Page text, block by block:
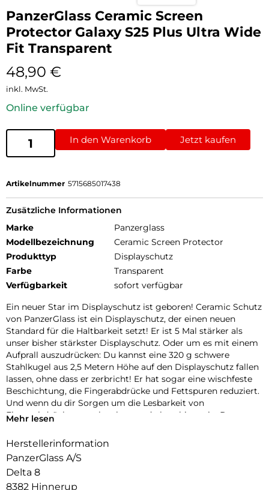
PanzerGlass Ceramic Screen
Protector Galaxy S25 Plus Ultra Wide
Fit Transparent
48,90 €
inkl. MwSt.
Online verfügbar
In den Warenkorb Jetzt kaufen
Artikelnummer 5715685017438
Zusätzliche Informationen
Marke
Panzerglass
Modellbezeichnung
Ceramic Screen Protector
Produkttyp
Displayschutz
Farbe
Transparent
Verfügbarkeit
sofort verfügbar
Ein neuer Star im Displayschutz ist geboren! Ceramic Schutz
von PanzerGlass ist ein Displayschutz, der einen neuen
Standard für die Haltbarkeit setzt! Er ist 5 Mal stärker als
unser bisher stärkster Displayschutz. Oder um es mit einem
Aufprall auszudrücken: Du kannst eine 320 g schwere
Stahlkugel aus 2,5 Metern Höhe auf den Displayschutz fallen
lassen, ohne dass er zerbricht! Er hat sogar eine wischfeste
Beschichtung, die Fingerabdrücke und Fettspuren reduziert.
Und wenn du dir Sorgen um die Lesbarkeit von
Fingerabdrücken machst, kannst du beruhigt sein: Der
dem Ultraschall-Fingerabdruckleser deines Displays, sodass
du sicher sein kannst, dass sich dein Handy jedes Mal
problemlos entsperren lässt. Der Displayschutz ist aus
zertifizierter japanischer Glaskeramik von Ohara hergestellt.
Glaskeramik ist eines der kratzfestesten Materialien der Welt
Mehr lesen
Herstellerinformation
PanzerGlass A/S
Delta 8
8382 Hinnerup